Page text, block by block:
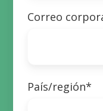
Correo
País/región*